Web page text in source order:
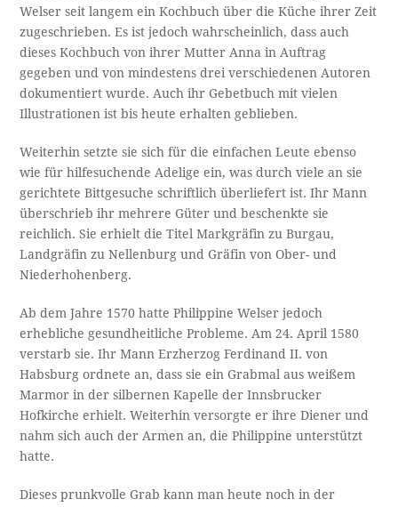
Welser seit langem ein Kochbuch über die Küche ihrer Zeit
zugeschrieben. Es ist jedoch wahrscheinlich, dass auch
dieses Kochbuch von ihrer Mutter Anna in Auftrag
gegeben und von mindestens drei verschiedenen Autoren
dokumentiert wurde. Auch ihr Gebetbuch mit vielen
Illustrationen ist bis heute erhalten geblieben.
Weiterhin setzte sie sich für die einfachen Leute ebenso
wie für hilfesuchende Adelige ein, was durch viele an sie
gerichtete Bittgesuche schriftlich überliefert ist. Ihr Mann
überschrieb ihr mehrere Güter und beschenkte sie
reichlich. Sie erhielt die Titel Markgräfin zu Burgau,
Landgräfin zu Nellenburg und Gräfin von Ober- und
Niederhohenberg.
Ab dem Jahre 1570 hatte Philippine Welser jedoch
erhebliche gesundheitliche Probleme. Am 24. April 1580
verstarb sie. Ihr Mann Erzherzog Ferdinand II. von
Habsburg ordnete an, dass sie ein Grabmal aus weißem
Marmor in der silbernen Kapelle der Innsbrucker
Hofkirche erhielt. Weiterhin versorgte er ihre Diener und
nahm sich auch der Armen an, die Philippine unterstützt
hatte.
Dieses prunkvolle Grab kann man heute noch in der